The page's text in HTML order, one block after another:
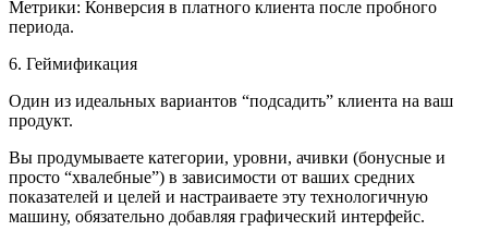
Метрики: Конверсия в платного клиента после пробного
периода.
6. Геймификация
Один из идеальных вариантов “подсадить” клиента на ваш
продукт.
Вы продумываете категории, уровни, ачивки (бонусные и
просто “хвалебные”) в зависимости от ваших средних
показателей и целей и настраиваете эту технологичную
машину, обязательно добавляя графический интерфейс.